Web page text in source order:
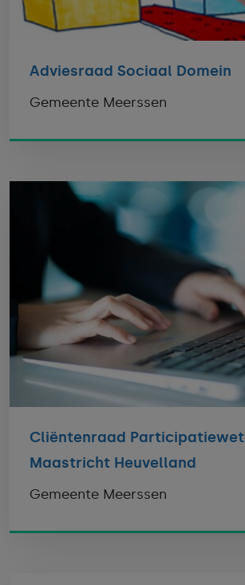
Adviesraad Sociaal Domein
Gemeente Meerssen
Cliëntenraad Participatiewet
Maastricht Heuvelland
Gemeente Meerssen